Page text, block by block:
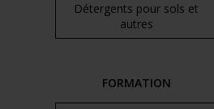
Détergents pour sols et
autres
FORMATION